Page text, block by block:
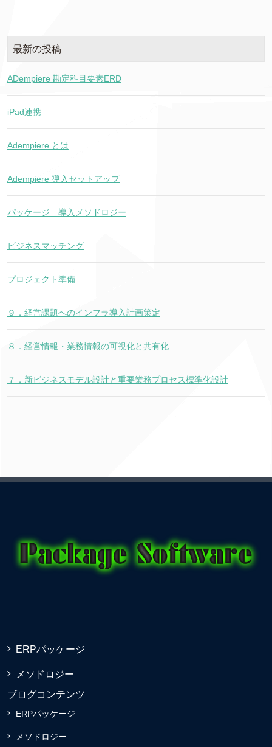
最新の投稿
ADempiere 勘定科目要素ERD
iPad連携
Adempiere とは
Adempiere 導入セットアップ
パッケージ 導入メソドロジー
ビジネスマッチング
プロジェクト準備
９．経営課題へのインフラ導入計画策定
８．経営情報・業務情報の可視化と共有化
７．新ビジネスモデル設計と重要業務プロセス標準化設計
ERPパッケージ
メソドロジー
ブログコンテンツ
ERPパッケージ
メソドロジー